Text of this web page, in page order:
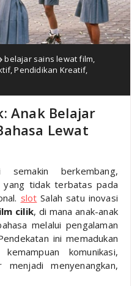
belajar sains lewat film,
,Pendidikan Kreatif,
Anak Belajar
Lewat
berkembang,
yang tidak terbatas pada
slot Salah satu inovasi
cilik, di mana anak-anak
melalui pengalaman
ini memadukan
komunikasi,
menyenangkan,